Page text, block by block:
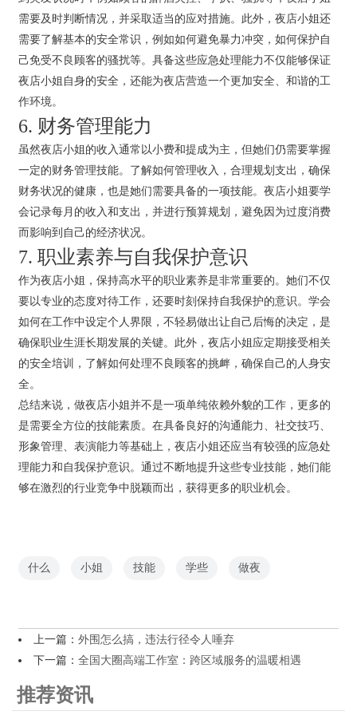
需要及时判断情况，并采取适当的应对措施。此外，夜店小姐还
需要了解基本的安全常识，例如如何避免暴力冲突，如何保护自
己免受不良顾客的骚扰等。具备这些应急处理能力不仅能够保证
夜店小姐自身的安全，还能为夜店营造一个更加安全、和谐的工
作环境。
6. 财务管理能力
虽然夜店小姐的收入通常以小费和提成为主，但她们仍需要掌握
一定的财务管理技能。了解如何管理收入，合理规划支出，确保
财务状况的健康，也是她们需要具备的一项技能。夜店小姐要学
会记录每月的收入和支出，并进行预算规划，避免因为过度消费
而影响到自己的经济状况。
7. 职业素养与自我保护意识
作为夜店小姐，保持高水平的职业素养是非常重要的。她们不仅
要以专业的态度对待工作，还要时刻保持自我保护的意识。学会
如何在工作中设定个人界限，不轻易做出让自己后悔的决定，是
确保职业生涯长期发展的关键。此外，夜店小姐应定期接受相关
的安全培训，了解如何处理不良顾客的挑衅，确保自己的人身安
全。
总结来说，做夜店小姐并不是一项单纯依赖外貌的工作，更多的
是需要全方位的技能素质。在具备良好的沟通能力、社交技巧、
形象管理、表演能力等基础上，夜店小姐还应当有较强的应急处
理能力和自我保护意识。通过不断地提升这些专业技能，她们能
够在激烈的行业竞争中脱颖而出，获得更多的职业机会。
什么 小姐 技能 学些 做夜
上一篇： 外围怎么搞，违法行径令人唾弃
下一篇： ‌全国大圈高端工作室‌：跨区域服务的温暖相遇
推荐资讯